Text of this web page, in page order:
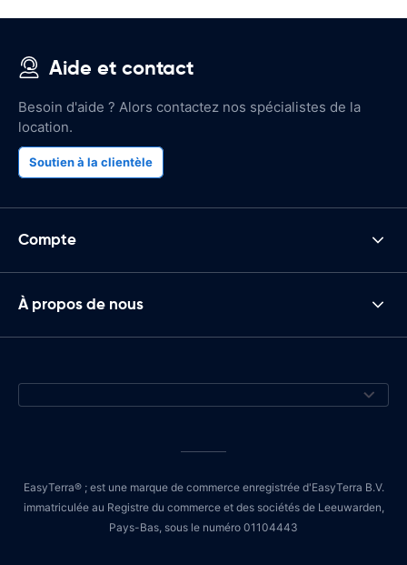
Aide et contact
Besoin d'aide ? Alors contactez nos spécialistes de la
location.
Soutien à la clientèle
Compte
À propos de nous
EasyTerra® ; est une marque de commerce enregistrée d'EasyTerra B.V.
immatriculée au Registre du commerce et des sociétés de Leeuwarden,
Pays-Bas, sous le numéro 01104443